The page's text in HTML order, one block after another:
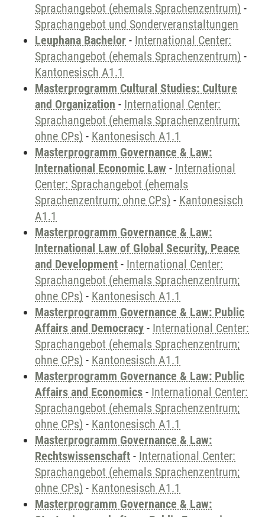
Sprachangebot (ehemals Sprachenzentrum) -
Sprachangebot und Sonderveranstaltungen
Leuphana Bachelor - International Center:
Sprachangebot (ehemals Sprachenzentrum) -
Kantonesisch A1.1
Masterprogramm Cultural Studies: Culture
and Organization - International Center:
Sprachangebot (ehemals Sprachenzentrum;
ohne CPs) - Kantonesisch A1.1
Masterprogramm Governance & Law:
International Economic Law - International
Center: Sprachangebot (ehemals
Sprachenzentrum; ohne CPs) - Kantonesisch
A1.1
Masterprogramm Governance & Law:
International Law of Global Security, Peace
and Development - International Center:
Sprachangebot (ehemals Sprachenzentrum;
ohne CPs) - Kantonesisch A1.1
Masterprogramm Governance & Law: Public
Affairs and Democracy - International Center:
Sprachangebot (ehemals Sprachenzentrum;
ohne CPs) - Kantonesisch A1.1
Masterprogramm Governance & Law: Public
Affairs and Economics - International Center:
Sprachangebot (ehemals Sprachenzentrum;
ohne CPs) - Kantonesisch A1.1
Masterprogramm Governance & Law:
Rechtswissenschaft - International Center:
Sprachangebot (ehemals Sprachenzentrum;
ohne CPs) - Kantonesisch A1.1
Masterprogramm Governance & Law: